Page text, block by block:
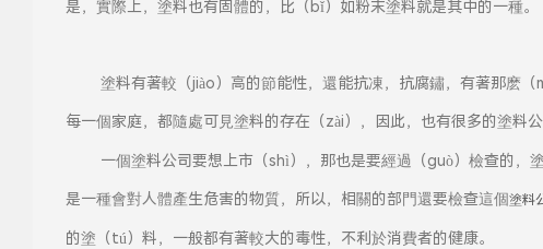
是，實際上，塗料也有固體的，比（bǐ）如粉末塗料就是其中的一種。
塗料有著較（jiào）高的節能性，還能抗凍，抗腐鏽，有著那麽
每一個家庭，都隨處可見塗料的存在（zài），因此，也有很多的塗料
一個塗料公司要想上市（shì），那也是要經過（guò）檢查的
是一種會對人體產生危害的物質，所以，相關的部門還要檢查這個塗料
的塗（tú）料，一般都有著較大的毒性，不利於消費者的健康。